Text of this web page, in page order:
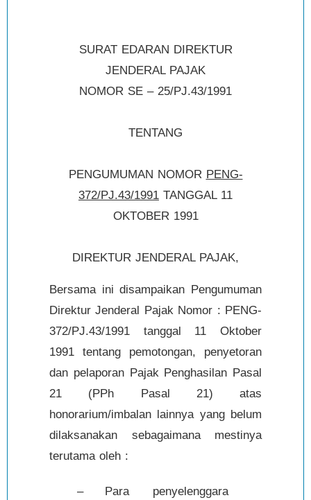
SURAT EDARAN DIREKTUR
JENDERAL PAJAK
NOMOR SE – 25/PJ.43/1991
TENTANG
PENGUMUMAN NOMOR PENG-
372/PJ.43/1991 TANGGAL 11
OKTOBER 1991
DIREKTUR JENDERAL PAJAK,
Bersama ini disampaikan Pengumuman
Direktur Jenderal Pajak Nomor : PENG-
372/PJ.43/1991 tanggal 11 Oktober
1991 tentang pemotongan, penyetoran
dan pelaporan Pajak Penghasilan Pasal
21 (PPh Pasal 21) atas
honorarium/imbalan lainnya yang belum
dilaksanakan sebagaimana mestinya
terutama oleh :
–
Para penyelenggara